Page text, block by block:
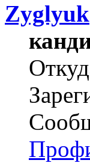
Zyglyuk